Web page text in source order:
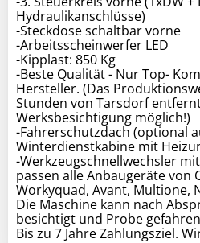
Hydraulikanschlüsse)
-Steckdose schaltbar vorne
-Arbeitsscheinwerfer LED
-Kipplast: 850 Kg
-Beste Qualität - Nur Top-
Hersteller. (Das
Stunden von Tarsdorf
Werksbesichtigung möglich!)
-Fahrerschutzdach (optional
Winterdienstkabine mit
-Werkzeugschnellwechsler
passen alle Anbaugeräte von
Workyquad, Avant, Multione,
Die Maschine kann nach
besichtigt und Probe
Bis zu 7 Jahre Zahlungsziel.